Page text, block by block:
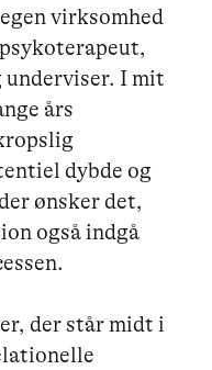
virksomhed
underviser. I mit
års
dybde og
ønsker det,
også indgå
der står midt i